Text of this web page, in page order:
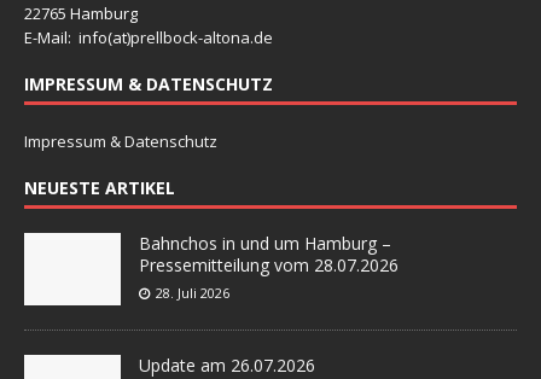
22765 Hamburg
E-Mail: info(at)prellbock-altona.de
IMPRESSUM & DATENSCHUTZ
Impressum & Datenschutz
NEUESTE ARTIKEL
Bahnchos in und um Hamburg –
Pressemitteilung vom 28.07.2026
28. Juli 2026
Update am 26.07.2026